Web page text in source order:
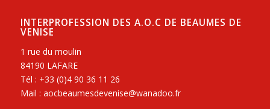
INTERPROFESSION DES A.O.C DE BEAUMES DE
VENISE
1 rue du moulin
84190 LAFARE
Tél : +33 (0)4 90 36 11 26
Mail : aocbeaumesdevenise@wanadoo.fr